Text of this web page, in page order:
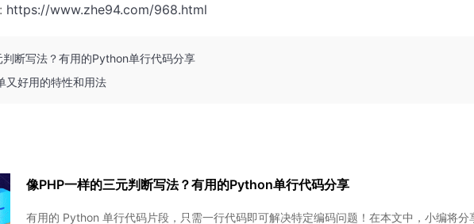
https://www.zhe94.com/968.html
判断写法？有用的Python单行代码分享
又好用的特性和用法
像PHP一样的三元判断写法？有用的Python单行代码分享
有用的 Python 单行代码片段，只需一行代码即可解决特定编码问题！在本文中，小编将分